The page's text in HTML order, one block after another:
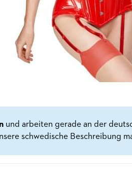
und arbeiten gerade an der
schwedische Beschreibung